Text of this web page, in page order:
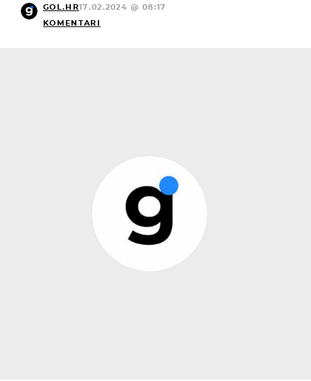
GOL.HR17.02.2024 @ 08:17
KOMENTARI